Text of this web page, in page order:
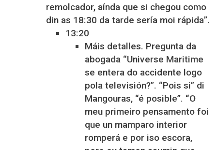
remolcador, aínda que si chegou como
din as 18:30 da tarde sería moi rápida”.
13:20
Máis detalles. Pregunta da
abogada “Universe Maritime
se entera do accidente logo
pola televisión?”. “Pois si” di
Mangouras, “é posible”. “O
meu primeiro pensamento foi
que un mamparo interior
romperá e por iso escora,